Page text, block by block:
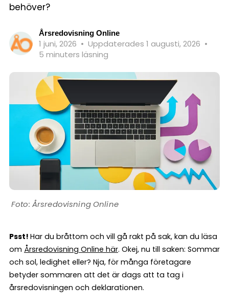
behöver?
Årsredovisning Online
1 juni, 2026 • Uppdaterades 1 augusti, 2026 •
5 minuters läsning
Årsredovisning Online
Psst! Har du bråttom och vill gå rakt på sak, kan du läsa
om Årsredovisning Online här. Okej, nu till saken: Sommar
och sol, ledighet eller? Nja, för många företagare
betyder sommaren att det är dags att ta tag i
årsredovisningen och deklarationen.